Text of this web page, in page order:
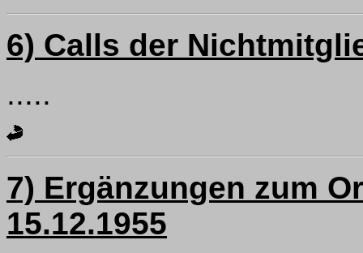
6) Calls der
.....
7) Ergänzungen zum
15.12.1955